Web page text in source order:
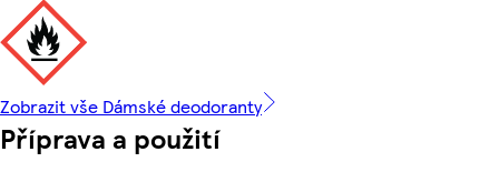
Zobrazit vše Dámské deodoranty
Příprava a použití